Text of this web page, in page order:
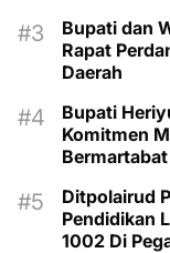
Bupati dan
Rapat
Daerah
Bupati
Komitmen
Bermartabat
Ditpolairud
Pendidikan
1002 Di